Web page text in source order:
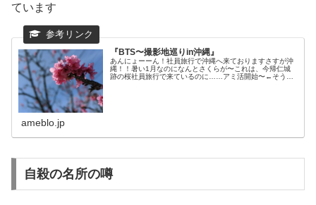
ています
『BTS〜撮影地巡りin沖縄』
あんにょーーん！社員旅行で沖縄へ来ておりますさすが沖
縄！！暑い1月なのになんとさくらが〜これは、今帰仁城
跡の桜社員旅行で来ているのに……アミ活開始〜←そうで
ameblo.jp
自殺の名所の噂